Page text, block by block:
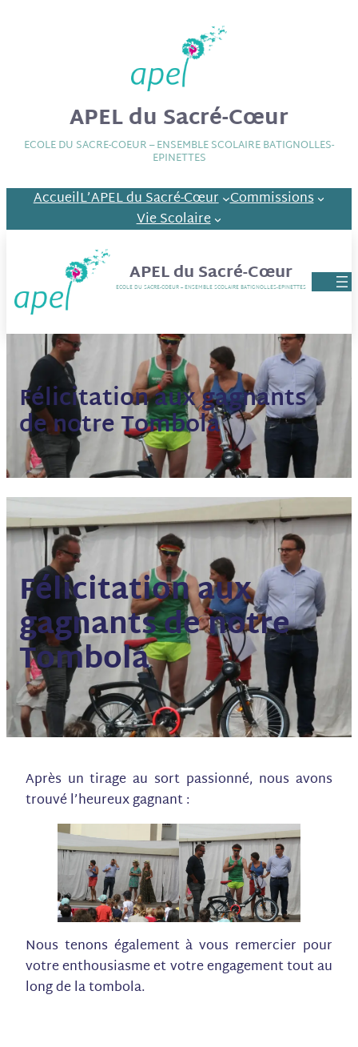
APEL du Sacré-Cœur
ECOLE DU SACRE-COEUR – ENSEMBLE SCOLAIRE BATIGNOLLES-
EPINETTES
AccueilL’APEL du Sacré-Cœur Commissions
Vie Scolaire
APEL du Sacré-Cœur
ECOLE DU SACRE-COEUR – ENSEMBLE SCOLAIRE BATIGNOLLES-EPINETTES
Félicitation aux gagnants
de notre Tombola
Félicitation aux
gagnants de notre
Tombola
Après un tirage au sort passionné, nous avons
trouvé l’heureux gagnant :
Nous tenons également à vous remercier pour
votre enthousiasme et votre engagement tout au
long de la tombola.